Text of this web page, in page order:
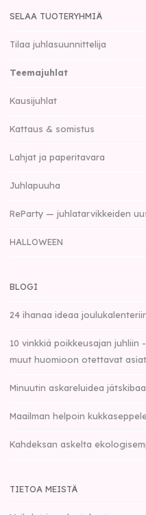
SELAA TUOTERYHMIÄ
Tilaa juhlasuunnittelija
Teemajuhlat
Kausijuhlat
Kattaus & somistus
Lahjat ja paperitavara
Juhlapuuha
ReParty — juhlatarvikkeiden
HALLOWEEN
BLOGI
24 ihanaa ideaa
10 vinkkiä poikkeusajan
muut huomioon otettavat asiat
Minuutin askareluidea
Maailman helpoin
Kahdeksan askelta
TIETOA MEISTÄ